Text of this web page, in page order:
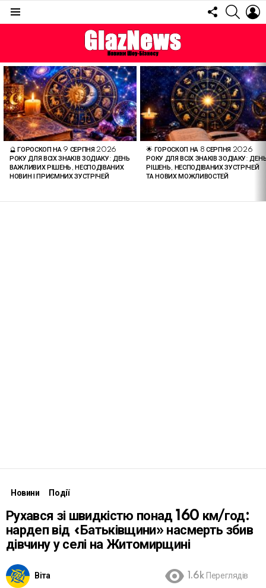
FOLLOW
US
ОСТАННІ
СТАТТІ
🔮 ГОРОСКОП НА 9 СЕРПНЯ 2026
РОКУ ДЛЯ ВСІХ ЗНАКІВ ЗОДІАКУ: ДЕНЬ
ВАЖЛИВИХ РІШЕНЬ, НЕСПОДІВАНИХ
НОВИН І ПРИЄМНИХ ЗУСТРІЧЕЙ
🌟 ГОРОСКОП НА 8 СЕРПНЯ 2026
РОКУ ДЛЯ ВСІХ ЗНАКІВ ЗОДІАКУ:
РІШЕНЬ, НЕСПОДІВАНИХ ЗУСТРІЧЕЙ
ТА НОВИХ МОЖЛИВОСТЕЙ
Новини Події
Рухався зі швидкістю понад 160 км/год:
нардеп від «Батьківщини» насмерть збив
дівчину у селі на Житомирщині
Віта 1.6k Переглядів